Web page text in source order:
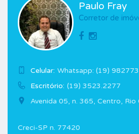
Paulo Fray
Corretor de
Celular: Whatsapp: (19)
Escritório: (19) 3523.2277
Avenida 05, n. 365, Centro, Rio
Creci-SP n. 77420